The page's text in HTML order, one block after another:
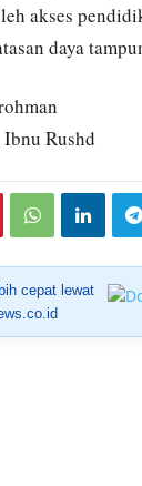
akses
daya
Rushd
cepat lewat